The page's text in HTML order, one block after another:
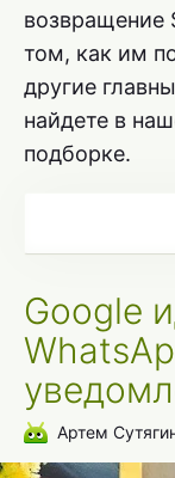
возвращение
том, как им
другие
найдете в
подборке.
Google
Артем